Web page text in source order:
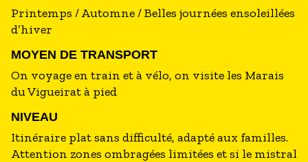
Printemps / Automne / Belles journées ensoleillées
d’hiver
MOYEN DE TRANSPORT
On voyage en train et à vélo, on visite les Marais
du Vigueirat à pied
NIVEAU
Itinéraire plat sans difficulté, adapté aux familles.
Attention zones ombragées limitées et si le mistral